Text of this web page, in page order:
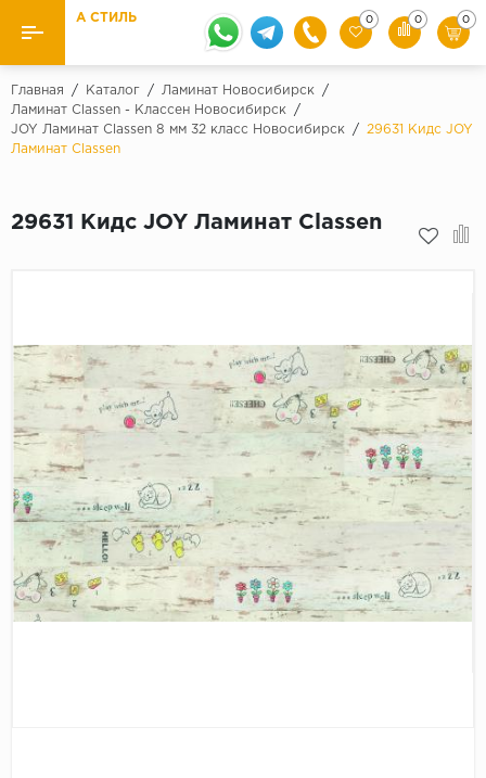
Назад
Ламинат Бренды
31 класс
32 класс
33 класс
Палитра
Серый
Бежевый
Дуб светлый
Коричневый
Ковролин и ковровая плитка
Плинтус
Кварцевый ламинат SPC
Подложка под паркет и ламинат
А СТИЛЬ 0 0 0
Главная / Каталог / Ламинат Новосибирск
/
Ламинат Classen - Классен Новосибирск
/
JOY Ламинат Classen 8 мм 32 класс Новосибирск
/
29631 Кидс JOY
Ламинат Classen
29631 Кидс JOY Ламинат Classen